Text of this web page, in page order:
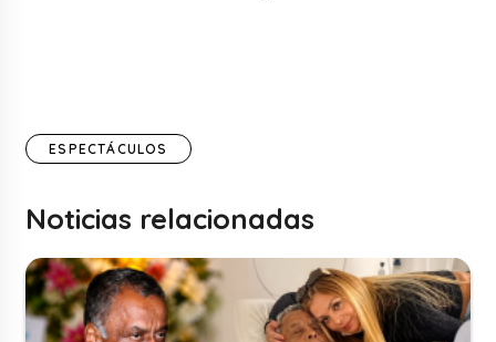
ESPECTÁCULOS
Noticias relacionadas